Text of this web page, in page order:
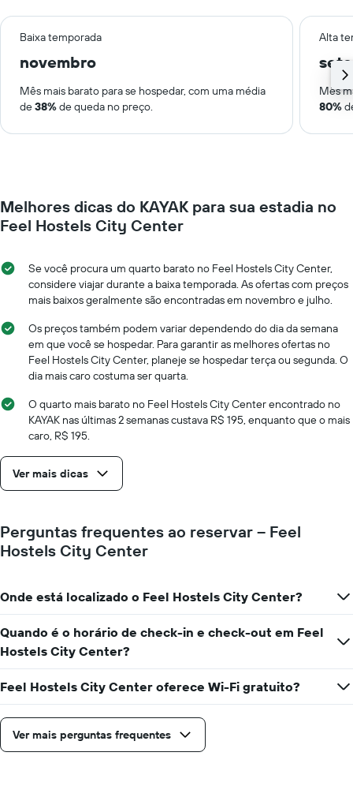
Baixa temporada Alta
novembro
Mês mais barato para se hospedar, com uma média
de38%de queda no preço.
Mês
80%
Melhores dicas do KAYAK para sua estadia no
Feel Hostels City Center
Se você procura um quarto barato no Feel Hostels City Center,
considere viajar durante a baixa temporada. As ofertas com preços
mais baixos geralmente são encontradas em novembro e julho.
Os preços também podem variar dependendo do dia da semana
em que você se hospedar. Para garantir as melhores ofertas no
Feel Hostels City Center, planeje se hospedar terça ou segunda. O
dia mais caro costuma ser quarta.
O quarto mais barato no Feel Hostels City Center encontrado no
KAYAK nas últimas 2 semanas custava R$ 195, enquanto que o mais
caro, R$ 195.
Ver mais dicas
Perguntas frequentes ao reservar – Feel
Hostels City Center
Onde está localizado o Feel Hostels City Center?
Quando é o horário de check-in e check-out em Feel
Hostels City Center?
Feel Hostels City Center oferece Wi-Fi gratuito?
Ver mais perguntas frequentes